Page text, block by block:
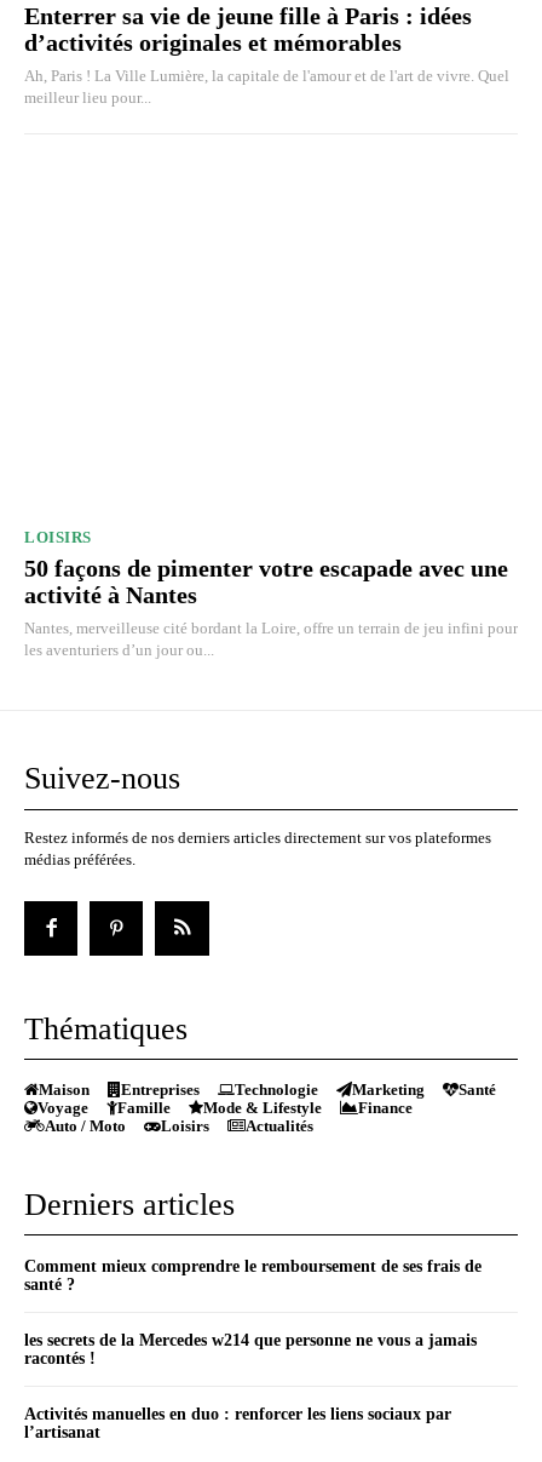
Enterrer sa vie de jeune fille à Paris : idées
d’activités originales et mémorables
Ah, Paris ! La Ville Lumière, la capitale de l'amour et de l'art de vivre. Quel
meilleur lieu pour...
LOISIRS
50 façons de pimenter votre escapade avec une
activité à Nantes
Nantes, merveilleuse cité bordant la Loire, offre un terrain de jeu infini pour
les aventuriers d’un jour ou...
Suivez-nous
Restez informés de nos derniers articles directement sur vos plateformes
médias préférées.
Thématiques
Maison Entreprises Technologie Marketing
Santé
Voyage
Famille Mode & Lifestyle
Finance
Auto / Moto
Loisirs Actualités
Derniers articles
Comment mieux comprendre le remboursement de ses frais de
santé ?
les secrets de la Mercedes w214 que personne ne vous a jamais
racontés !
Activités manuelles en duo : renforcer les liens sociaux par
l’artisanat